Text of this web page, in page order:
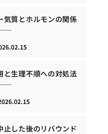
気質とホルモンの関係
と生理不順への対処法
止した後のリバウンド